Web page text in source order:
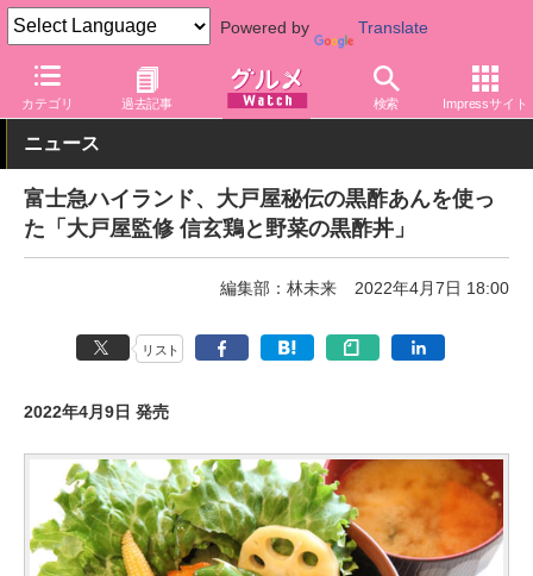
Powered by Translate
カテゴリ 過去記事 検索 Impressサイト
グルメ Watch 店舗 レストラン
ニュース
富士急ハイランド、大戸屋秘伝の黒酢あんを使っ
た「大戸屋監修 信玄鶏と野菜の黒酢丼」
編集部：林未来 2022年4月7日 18:00
リスト
2022年4月9日 発売